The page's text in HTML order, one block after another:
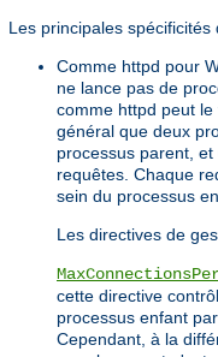
Les principales
Comme httpd pour
ne lance pas de
comme httpd peut
général que deux
processus parent,
requêtes. Chaque
sein du processus
Les directives de
cette directive
processus enfant
Cependant, à la